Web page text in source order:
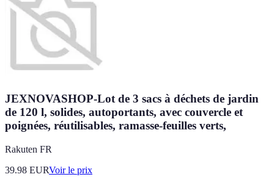
JEXNOVASHOP-Lot de 3 sacs à déchets de jardin
de 120 l, solides, autoportants, avec couvercle et
poignées, réutilisables, ramasse-feuilles verts,
Rakuten FR
39.98 EURVoir le prix